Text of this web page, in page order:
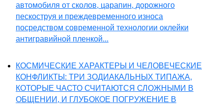
автомобиля от сколов, царапин, дорожного
пескоструя и преждевременного износа
посредством современной технологии оклейки
антигравийной пленкой...
КОСМИЧЕСКИЕ ХАРАКТЕРЫ И ЧЕЛОВЕЧЕСКИЕ
КОНФЛИКТЫ: ТРИ ЗОДИАКАЛЬНЫХ ТИПАЖА,
КОТОРЫЕ ЧАСТО СЧИТАЮТСЯ СЛОЖНЫМИ В
ОБЩЕНИИ, И ГЛУБОКОЕ ПОГРУЖЕНИЕ В